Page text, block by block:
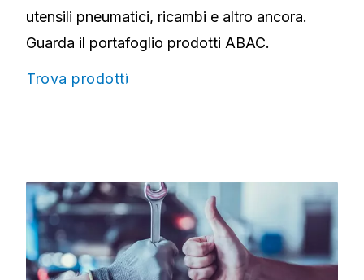
utensili pneumatici, ricambi e altro ancora.
Guarda il portafoglio prodotti ABAC.
Trova prodotti